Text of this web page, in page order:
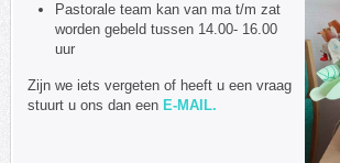
Pastorale team kan van ma t/m zat
worden gebeld tussen 14.00- 16.00
uur
Zijn we iets vergeten of heeft u een vraag
stuurt u ons dan een E-MAIL.